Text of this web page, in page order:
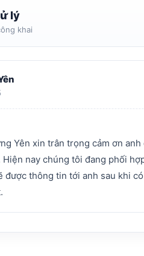
lý
khai
Yên xin trân trọng cảm ơn
nay chúng tôi đang phối
được thông tin tới anh sau khi